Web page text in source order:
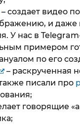
создает видео
и даже
У нас в
примером
по его
– раскрученная
писали про
говорящие